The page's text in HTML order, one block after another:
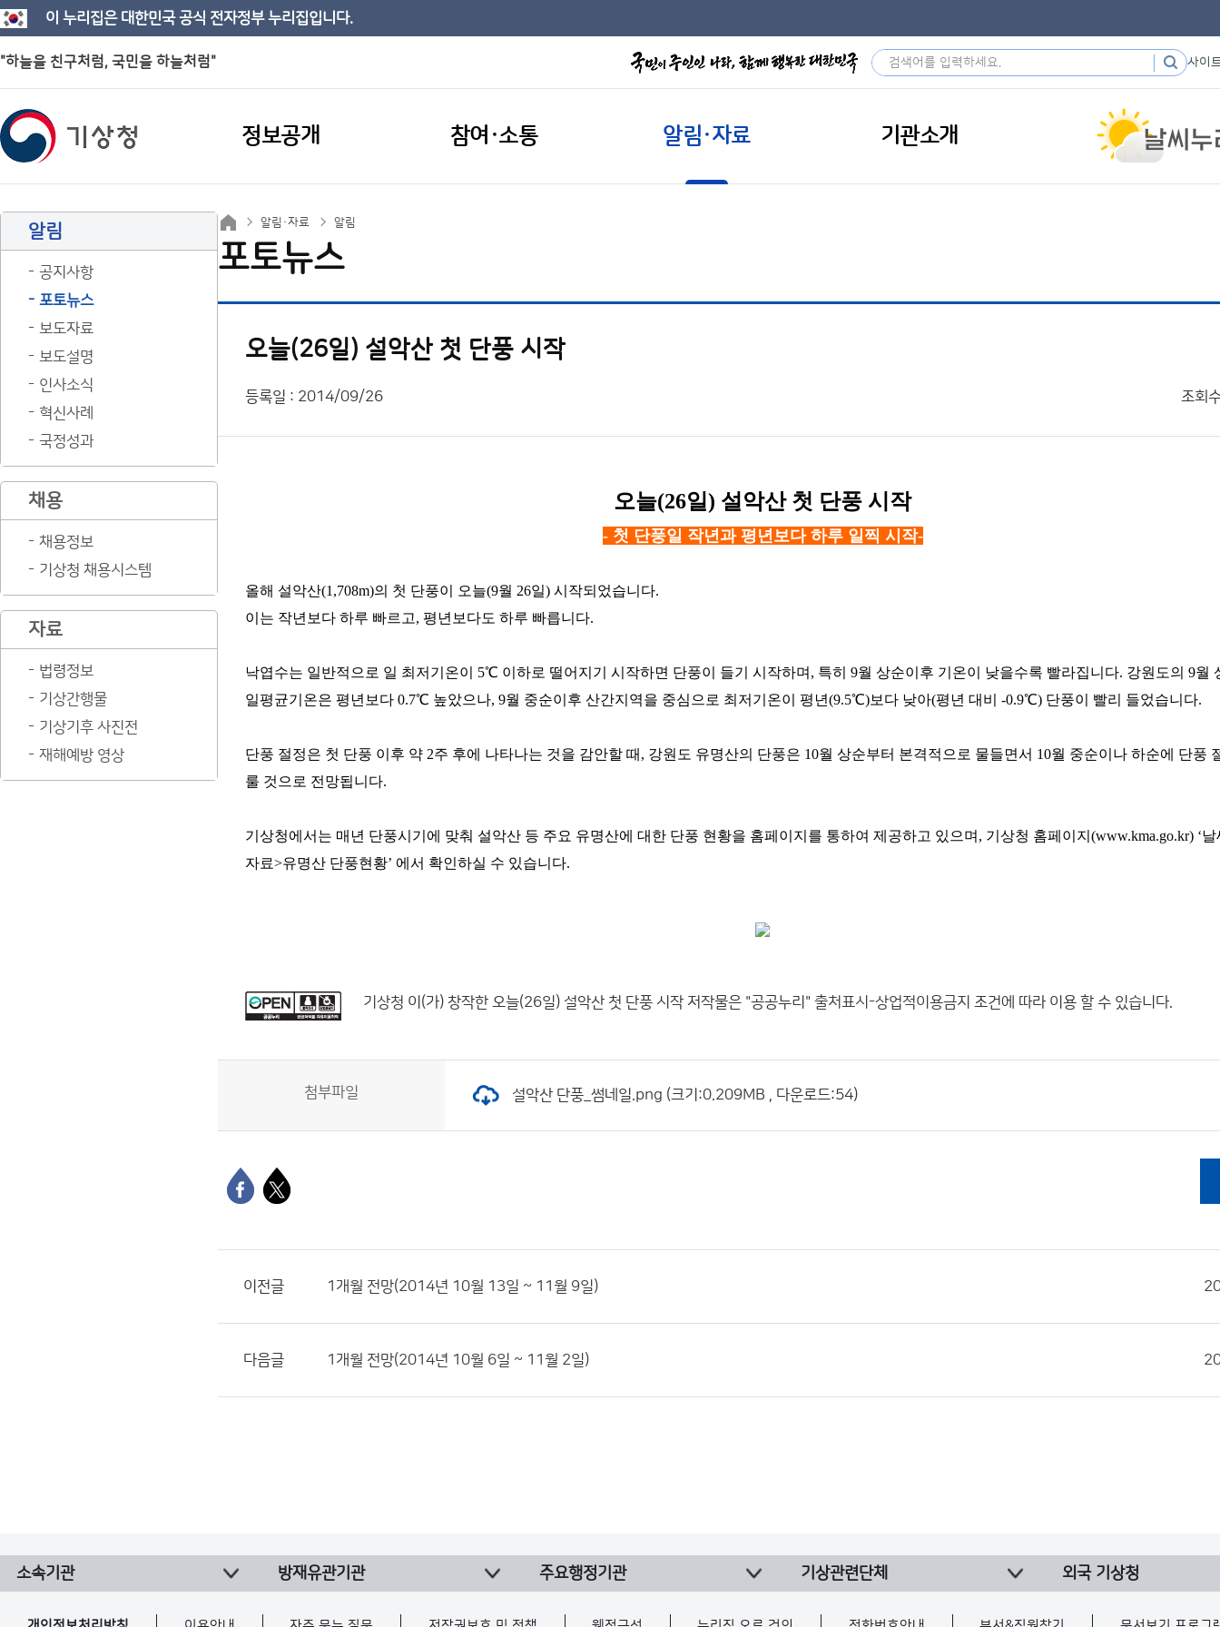
이 누리집은 대한민국 공식 전자정부 누리집입니다.
"하늘을 친구처럼, 국민을 하늘처럼" 사이
정보공개 참여·소통 알림·자료 기관소개
알림
공지사항
포토뉴스
보도자료
보도설명
인사소식
혁신사례
국정성과
채용
채용정보
기상청 채용시스템
자료
법령정보
기상간행물
기상기후 사진전
재해예방 영상
알림·자료 알림
포토뉴스
오늘(26일) 설악산 첫 단풍 시작
등록일 : 2014/09/26 조회
오늘(26일) 설악산 첫 단풍 시작
- 첫 단풍일 작년과 평년보다 하루 일찍 시작-
올해 설악산(1,708m)의 첫 단풍이 오늘(9월 26일) 시작되었습니다.
이는 작년보다 하루 빠르고, 평년보다도 하루 빠릅니다.
낙엽수는 일반적으로 일 최저기온이 5℃ 이하로 떨어지기 시작하면 단풍이 들기 시작하며, 특히 9월 상순이후 기온이 낮을수록 빨라집니다. 강원도의 9월
일평균기온은 평년보다 0.7℃ 높았으나, 9월 중순이후 산간지역을 중심으로 최저기온이 평년(9.5℃)보다 낮아(평년 대비 -0.9℃) 단풍이 빨리 들었습니다.
단풍 절정은 첫 단풍 이후 약 2주 후에 나타나는 것을 감안할 때, 강원도 유명산의 단풍은 10월 상순부터 본격적으로 물들면서 10월 중순이나 하순에 단풍
룰 것으로 전망됩니다.
기상청에서는 매년 단풍시기에 맞춰 설악산 등 주요 유명산에 대한 단풍 현황을 홈페이지를 통하여 제공하고 있으며, 기상청 홈페이지(www.kma.go.kr) ‘
자료>유명산 단풍현황’ 에서 확인하실 수 있습니다.
기상청 이(가) 창작한 오늘(26일) 설악산 첫 단풍 시작 저작물은 "공공누리" 출처표시-상업적이용금지 조건에 따라 이용 할 수 있습니다.
첨부파일 설악산 단풍_썸네일.png (크기:0.209MB , 다운로드:54)
이전글 1개월 전망(2014년 10월 13일 ~ 11월 9일)
다음글 1개월 전망(2014년 10월 6일 ~ 11월 2일)
소속기관 방재유관기관 주요행정기관 기상관련단체 외국 기상청